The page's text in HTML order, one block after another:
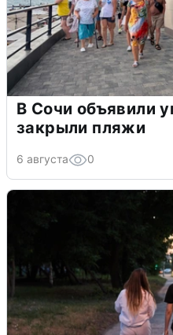
В Сочи объявили
закрыли пляжи
6 августа 0